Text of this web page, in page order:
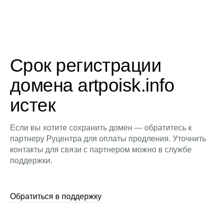
Срок регистрации
домена artpoisk.info
истек
Если вы хотите сохранить домен — обратитесь к
партнеру Руцентра для оплаты продления. Уточнить
контакты для связи с партнером можно в службе
поддержки.
Обратиться в поддержку